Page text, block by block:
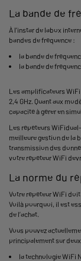
La bande de
À l’instar de labox
bandes de fréquence :
la bande de
la bande de
Les amplificateurs
2,4 GHz. Quant aux
capacité à gérer en
Les répéteurs
meilleure gestion de la
transmission des
votre répéteur WiFi
La norme du
Votre répéteur WiFi
Voilà pourquoi, il est
de l’achat.
Vous pouvez
principalement sur
la technologie WiFi